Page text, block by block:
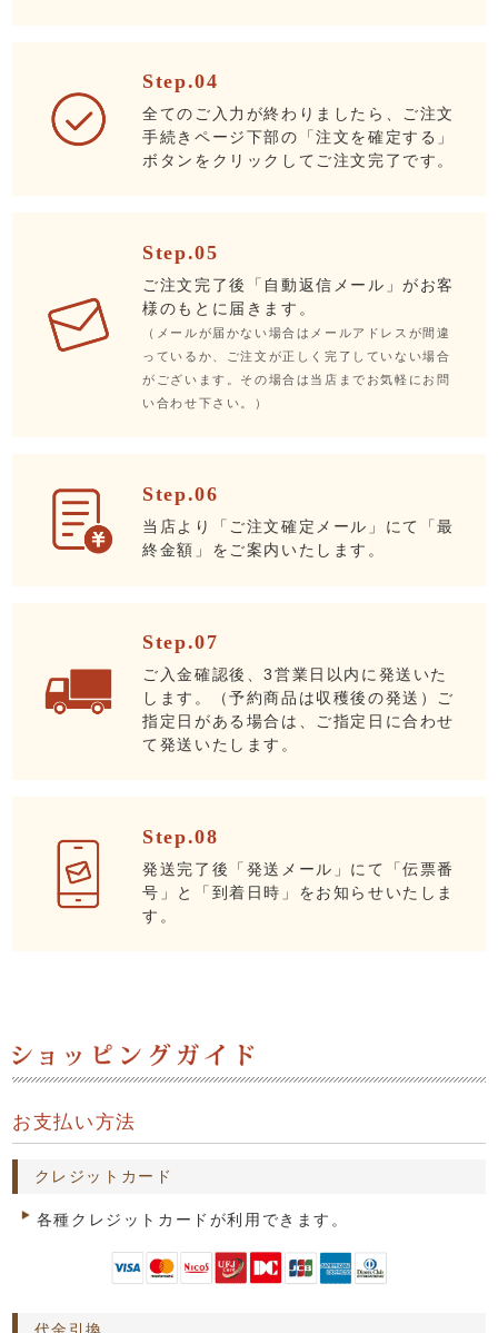
Step.04
全てのご入力が終わりましたら、ご注文
手続きページ下部の「注文を確定する」
ボタンをクリックしてご注文完了です。
Step.05
ご注文完了後「自動返信メール」がお客
様のもとに届きます。
（メールが届かない場合はメールアドレスが間違
っているか、ご注文が正しく完了していない場合
がございます。その場合は当店までお気軽にお問
い合わせ下さい。）
Step.06
当店より「ご注文確定メール」にて「最
終金額」をご案内いたします。
Step.07
ご入金確認後、3営業日以内に発送いた
します。（予約商品は収穫後の発送）ご
指定日がある場合は、ご指定日に合わせ
て発送いたします。
Step.08
発送完了後「発送メール」にて「伝票番
号」と「到着日時」をお知らせいたしま
す。
お支払い方法
クレジットカード
各種クレジットカードが利用できます。